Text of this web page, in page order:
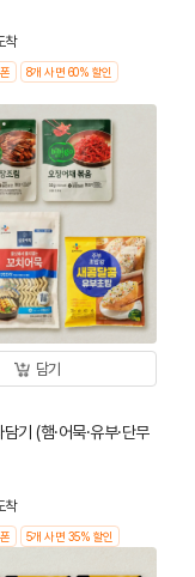
착
8개 사면 60% 할인
담기
기 (햄·어묵·유부·단무
착
5개 사면 35% 할인